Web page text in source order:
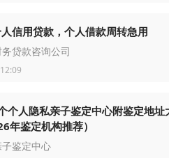
信用贷款，个人借款周转急用
贷款咨询公司
个人隐私亲子鉴定中心附鉴定地址
年鉴定机构推荐）
鉴定中心